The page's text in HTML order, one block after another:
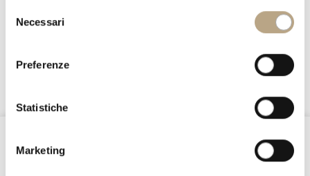
delNecessari
Preferenze
Statistiche
Marketing